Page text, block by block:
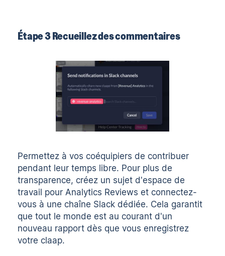
Étape 3 Recueillez des commentaires
Permettez à vos coéquipiers de contribuer
pendant leur temps libre. Pour plus de
transparence, créez un sujet d'espace de
travail pour Analytics Reviews et connectez-
vous à une chaîne Slack dédiée. Cela garantit
que tout le monde est au courant d'un
nouveau rapport dès que vous enregistrez
votre claap.